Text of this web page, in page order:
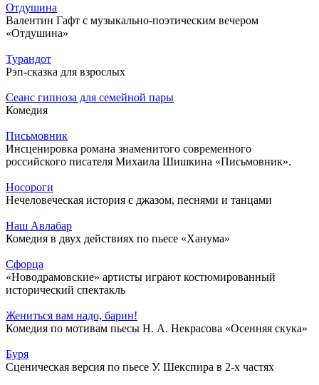
Отдушина
Валентин Гафт с музыкально-поэтическим вечером
«Отдушина»
Турандот
Рэп-сказка для взрослых
Сеанс гипноза для семейной пары
Комедия
Письмовник
Инсценировка романа знаменитого современного
российского писателя Михаила Шишкина «Письмовник».
Носороги
Нечеловеческая история с джазом, песнями и танцами
Наш Авлабар
Комедия в двух действиях по пьесе «Ханума»
Сфорца
«Новодрамовские» артисты играют костюмированный
исторический спектакль
Жениться вам надо, барин!
Комедия по мотивам пьесы Н. А. Некрасова «Осенняя скука»
Буря
Сценическая версия по пьесе У. Шекспира в 2-х частях